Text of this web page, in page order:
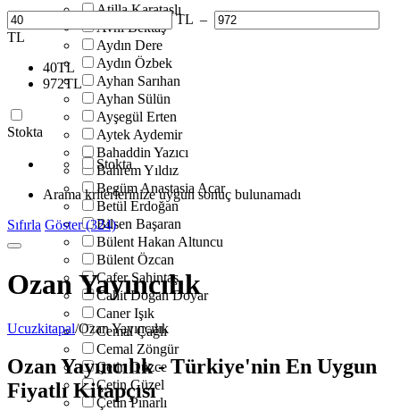
Atilla Karataşlı
Avni Bektaş
Aydın Dere
Aydın Özbek
Ayhan Sarıhan
Ayhan Sülün
Ayşegül Erten
Aytek Aydemir
Bahaddin Yazıcı
Bahrem Yıldız
Begüm Anastasia Acar
Betül Erdoğan
Bilsen Başaran
Bülent Hakan Altuncu
Bülent Özcan
Cafer Şahintaş
Cahit Doğan Doyar
Caner Işık
Cemal Çağlı
Cemal Zöngür
Çetin Düzce
Çetin Güzel
Çetin Pınarlı
TL –
TL
40TL
972TL
Stokta
Stokta
Arama kriterlerinize uygun sonuç bulunamadı
Sıfırla Göster (324)
Ozan Yayıncılık
Ucuzkitapal/Ozan Yayıncılık
Ozan Yayıncılık - Türkiye'nin En Uygun
Fiyatlı Kitapçısı